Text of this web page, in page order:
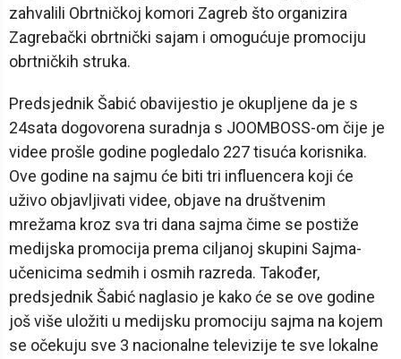
zahvalili Obrtničkoj komori Zagreb što organizira
Zagrebački obrtnički sajam i omogućuje promociju
obrtničkih struka.
Predsjednik Šabić obavijestio je okupljene da je s
24sata dogovorena suradnja s JOOMBOSS-om čije je
videe prošle godine pogledalo 227 tisuća korisnika.
Ove godine na sajmu će biti tri influencera koji će
uživo objavljivati videe, objave na društvenim
mrežama kroz sva tri dana sajma čime se postiže
medijska promocija prema ciljanoj skupini Sajma-
učenicima sedmih i osmih razreda. Također,
predsjednik Šabić naglasio je kako će se ove godine
još više uložiti u medijsku promociju sajma na kojem
se očekuju sve 3 nacionalne televizije te sve lokalne